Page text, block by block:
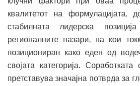
квалитетот на формулацијата,
стабилната лидерска
регионалните пазари, на кои
позициониран како еден од
својата категорија.
претставува значајна потврда за